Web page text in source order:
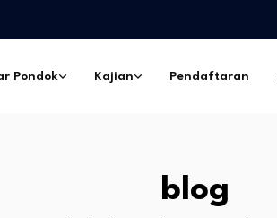
Pimpinan Pesantren…
–…
Pimpinan Pesantren…
Pondok Kajian Pendaftaran
blog